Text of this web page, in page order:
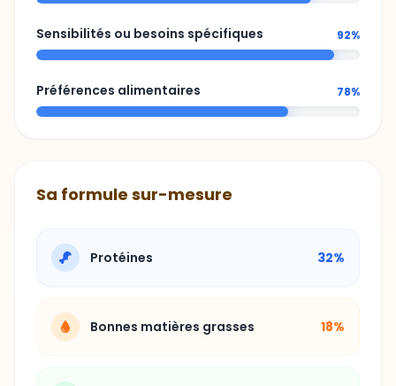
Sensibilités ou besoins spécifiques 92%
Préférences alimentaires 78%
Sa formule sur-mesure
Protéines 32%
Bonnes matières grasses 18%